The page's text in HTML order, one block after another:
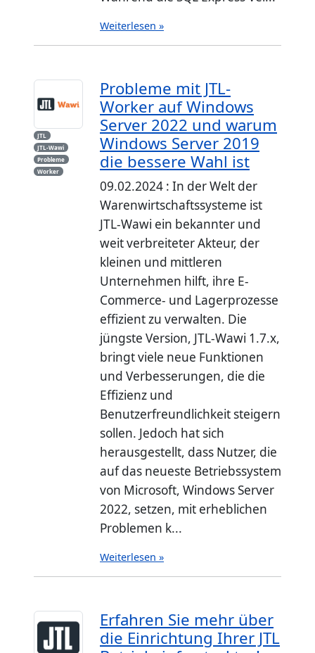
Weiterlesen »
JTL
JTL-Wawi
Probleme
Worker
Probleme mit JTL-
Worker auf Windows
Server 2022 und warum
Windows Server 2019
die bessere Wahl ist
09.02.2024 : In der Welt der
Warenwirtschaftssysteme ist
JTL-Wawi ein bekannter und
weit verbreiteter Akteur, der
kleinen und mittleren
Unternehmen hilft, ihre E-
Commerce- und Lagerprozesse
effizient zu verwalten. Die
jüngste Version, JTL-Wawi 1.7.x,
bringt viele neue Funktionen
und Verbesserungen, die die
Effizienz und
Benutzerfreundlichkeit steigern
sollen. Jedoch hat sich
herausgestellt, dass Nutzer, die
auf das neueste Betriebssystem
von Microsoft, Windows Server
2022, setzen, mit erheblichen
Problemen k...
Weiterlesen »
Erfahren Sie mehr über
die Einrichtung Ihrer JTL